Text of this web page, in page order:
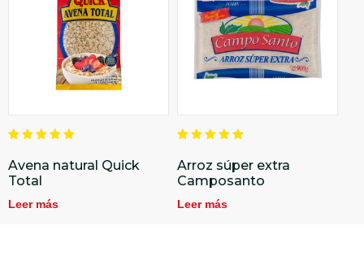
en
5.00
de 5
Avena natural Quick
Total
Leer más
en
5.00
de 5
Arroz súper extra
Camposanto
Leer más